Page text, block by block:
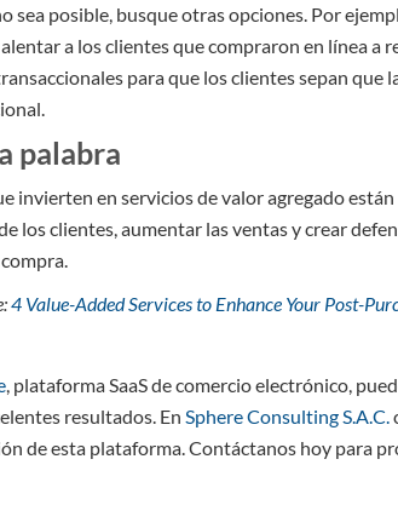
sea posible, busque otras opciones. Por
a los clientes que compraron en línea a
para que los clientes sepan que
palabra
invierten en servicios de valor agregado
los clientes, aumentar las ventas y crear
4 Value-Added Services to Enhance Your Post-
, plataforma SaaS de comercio electrónico,
resultados. En Sphere Consulting S.A.C.
de esta plataforma. Contáctanos hoy para